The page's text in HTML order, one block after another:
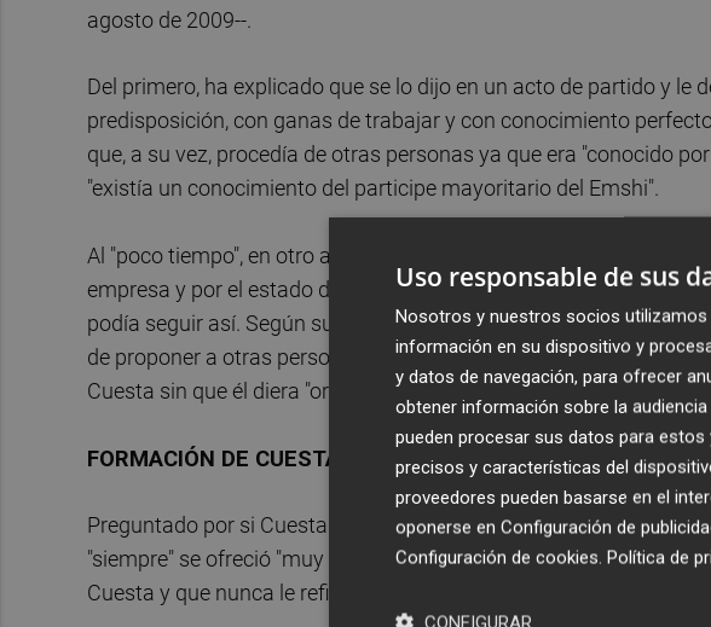
agosto de 2009--.
Del primero, ha explicado que se lo dijo en un acto de partido y le
predisposición, con ganas de trabajar y con conocimiento
que, a su vez, procedía de otras personas ya que era "conocido
"existía un conocimiento del participe mayoritario del Emshi".
Al "poco tiempo", en otro acto institucional, coincidió con García
empresa y por el estado de salud del gerente, y le instó a
podía seguir así. Según su versión, le pidió que lo propusiera y, si
de proponer a otras personas. Por dos ocasiones, en 2004 y
Cuesta sin que él diera "orden alguna" a ningún miembro para
FORMACIÓN DE CUESTA
Preguntado por si Cuesta le comentó que carecía de formación
"siempre" se ofreció "muy resolutivo y voluntarioso" de querer
Cuesta y que nunca le refirió ninguna incapacidad para
Uso responsable de sus
Nosotros y nuestros socios
información en su dispositivo y
y datos de navegación, para ofrecer
obtener información sobre la
pueden procesar sus datos para
precisos y características del
proveedores pueden basarse en el
oponerse en Configuración de
Configuración de cookies. Política de